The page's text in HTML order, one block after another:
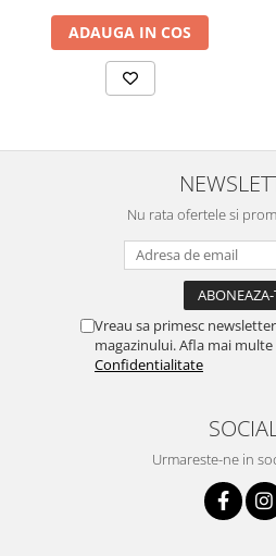
ADAUGA IN COS
Nu rata ofertele si
Vreau sa primesc
magazinului. Afla mai multe
Confidentialitate
SOCIAL
Urmareste-ne in